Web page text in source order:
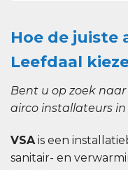
Hoe de juiste
Leefdaal
Bent u op zoek
airco installateurs in
VSAis een
sanitair- en